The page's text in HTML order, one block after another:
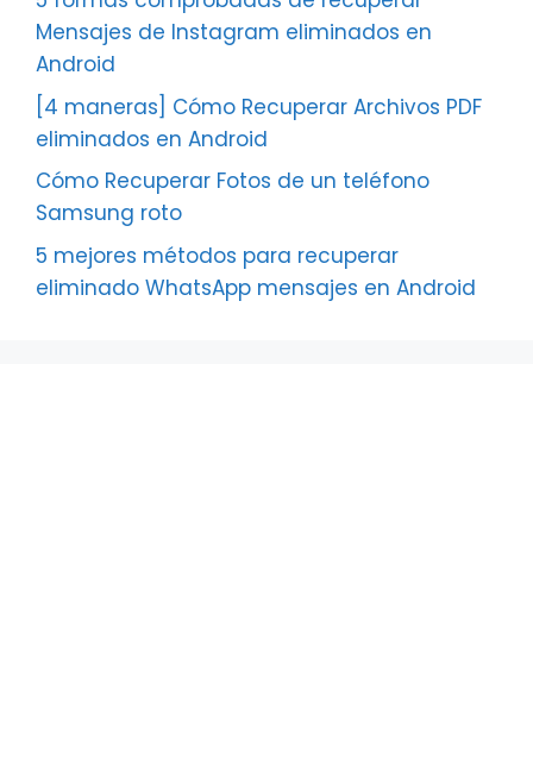
Mensajes de Instagram eliminados en
Android
[4 maneras] Cómo Recuperar Archivos PDF
eliminados en Android
Cómo Recuperar Fotos de un teléfono
Samsung roto
5 mejores métodos para recuperar
eliminado WhatsApp mensajes en Android